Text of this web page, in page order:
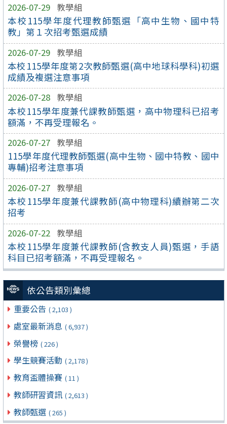
2026-07-29 教學組
本校115學年度代理教師甄選「高中生物、國中特
教」第１次招考甄選成績
2026-07-29 教學組
本校115學年度第2次教師甄選(高中地球科學科)初選
成績及複選注意事項
2026-07-28 教學組
本校115學年度兼代課教師甄選，高中物理科已招考
額滿，不再受理報名。
2026-07-27 教學組
115學年度代理教師甄選(高中生物、國中特教、國中
專輔)招考注意事項
2026-07-27 教學組
本校115學年度兼代課教師(高中物理科)續辦第二次
招考
2026-07-22 教學組
本校115學年度兼代課教師(含教支人員)甄選，手語
科目已招考額滿，不再受理報名。
依公告類別彙總
重要公告 ( 2,103 )
處室最新消息 ( 6,937 )
榮譽榜 ( 226 )
學生競賽活動 ( 2,178 )
教育盃體操賽 ( 11 )
教師研習資訊 ( 2,613 )
教師甄選 ( 265 )